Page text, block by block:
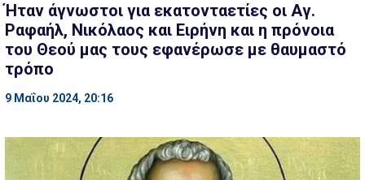
Ήταν άγνωστοι για εκατονταετίες οι Αγ.
Ραφαήλ, Νικόλαος και Ειρήνη και η πρόνοια
του Θεού μας τους εφανέρωσε με θαυμαστό
τρόπο
9 Μαΐου 2024, 20:16